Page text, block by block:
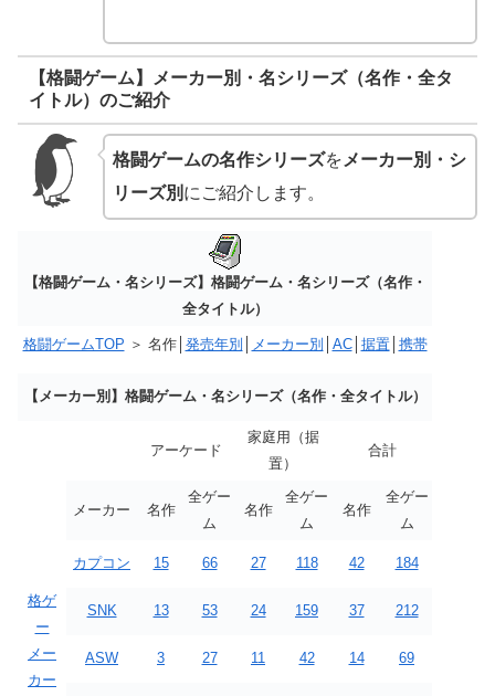
【格闘ゲーム】メーカー別・名シリーズ（名作・全タ
イトル）のご紹介
格闘ゲームの名作シリーズをメーカー別・シ
リーズ別 にご紹介します。
【格闘ゲーム・名シリーズ】格闘ゲーム・名シリーズ（名作・
全タイトル）
格闘ゲームTOP ＞ 名作│ 発売年別 メーカー別 AC│ 据置│ 携帯
【メーカー別】格闘ゲーム・名シリーズ（名作・全タイトル）
格ゲ
ー
メー
カー
アーケード
家庭用（据
置）
合計
メーカー 名作
全ゲー
ム
名作
全ゲー
ム
名作
全ゲー
ム
カプコン 15 66 27 118 42 184
SNK 13 53 24 159 37 212
ASW 3 27 11 42 14 69